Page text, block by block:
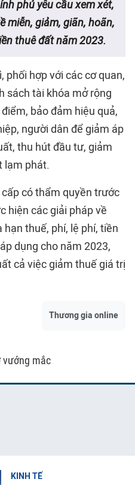
phủ yêu cầu xem xét,
miễn, giảm, giãn, hoãn,
thuê đất năm 2023.
phối hợp với các cơ quan,
sách tài khóa mở rộng
bảo đảm hiệu quả,
người dân để giảm áp
thu hút đầu tư, giảm
lạm phát.
có thẩm quyền trước
hiện các giải pháp về
thuế, phí, lệ phí, tiền
dụng cho năm 2023,
cả việc giảm thuế giá trị
Thương gia online
vướng mắc
KINH TẾ